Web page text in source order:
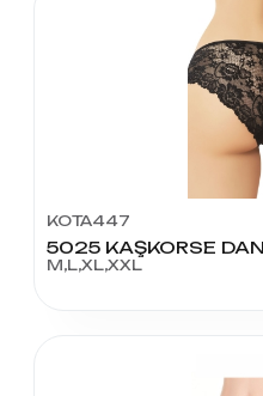
KOTA447
5025 KAŞKORSE
M,L,XL,XXL